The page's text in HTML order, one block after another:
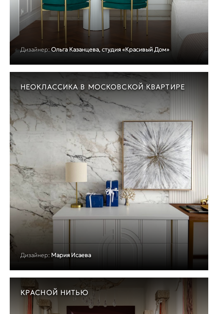
Дизайнер: Ольга Казанцева, студия «Красивый Дом»
НЕОКЛАССИКА В МОСКОВСКОЙ КВАРТИРЕ
Дизайнер: Мария Исаева
КРАСНОЙ НИТЬЮ